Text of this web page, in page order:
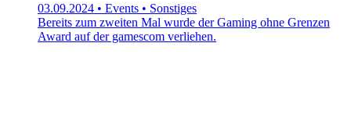
03.09.2024 • Events • Sonstiges
Bereits zum zweiten Mal wurde der Gaming ohne Grenzen
Award auf der gamescom verliehen.